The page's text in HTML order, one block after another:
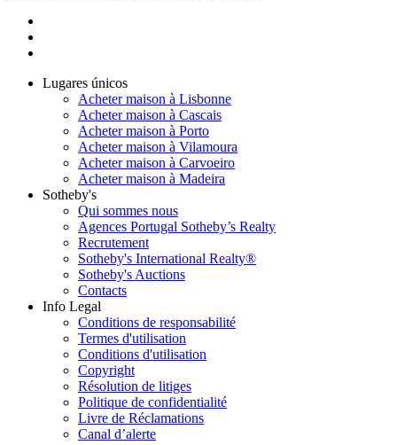
Lugares únicos
Acheter maison à Lisbonne
Acheter maison à Cascais
Acheter maison à Porto
Acheter maison à Vilamoura
Acheter maison à Carvoeiro
Acheter maison à Madeira
Sotheby's
Qui sommes nous
Agences Portugal Sotheby’s Realty
Recrutement
Sotheby's International Realty®
Sotheby's Auctions
Contacts
Info Legal
Conditions de responsabilité
Termes d'utilisation
Conditions d'utilisation
Copyright
Résolution de litiges
Politique de confidentialité
Livre de Réclamations
Canal d’alerte